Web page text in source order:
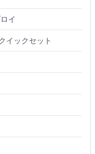
イ
イックセット